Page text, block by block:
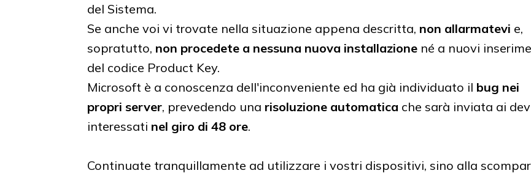
del Sistema.
Se anche voi vi trovate nella situazione appena descritta, non allarmatevi e,
sopratutto, non procedete a nessuna nuova installazione né a nuovi
del codice Product Key.
Microsoft è a conoscenza dell'inconveniente ed ha già individuato il bug nei
propri server, prevedendo una risoluzione automatica che sarà inviata ai
interessati nel giro di 48 ore.
Continuate tranquillamente ad utilizzare i vostri dispositivi, sino alla